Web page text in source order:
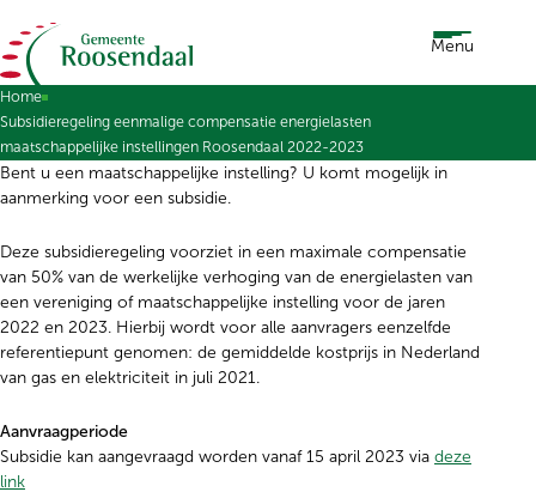
Ga naar de inhoud Menu
Home
Subsidieregeling eenmalige compensatie energielasten
maatschappelijke instellingen Roosendaal 2022-2023
Bent u een maatschappelijke instelling? U komt mogelijk in
aanmerking voor een subsidie.
Deze subsidieregeling voorziet in een maximale compensatie
van 50% van de werkelijke verhoging van de energielasten van
een vereniging of maatschappelijke instelling voor de jaren
2022 en 2023. Hierbij wordt voor alle aanvragers eenzelfde
referentiepunt genomen: de gemiddelde kostprijs in Nederland
van gas en elektriciteit in juli 2021.
Aanvraagperiode
Subsidie kan aangevraagd worden vanaf 15 april 2023 via deze
link